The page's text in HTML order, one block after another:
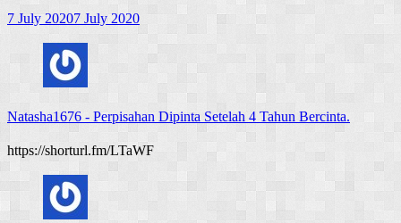
7 July 20207 July 2020
Natasha1676 - Perpisahan Dipinta Setelah 4 Tahun Bercinta.
https://shorturl.fm/LTaWF